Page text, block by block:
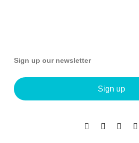
Sign up